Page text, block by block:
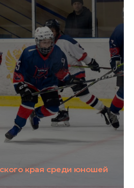
края среди юношей